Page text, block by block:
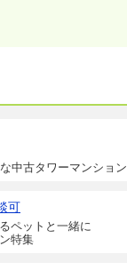
中古タワーマンション
可
ペットと一緒に
特集